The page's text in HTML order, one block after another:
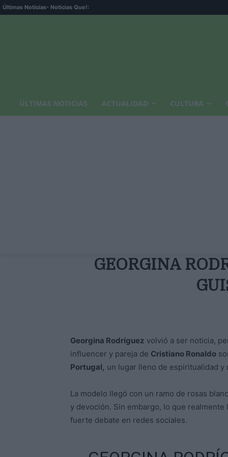
Últimas Noticias- Noticias Que!:
ÚLTIMAS NOTICIAS ACTUALIDAD CULTURA
GEORGINA
Georgina Rodríguez volvió a ser noticia,
influencer y pareja de Cristiano Ronaldo
Portugal, un lugar lleno de espiritualidad y
La modelo llegó con un ramo de rosas
y devoción. Sin embargo, lo que
fuerte debate en redes sociales.